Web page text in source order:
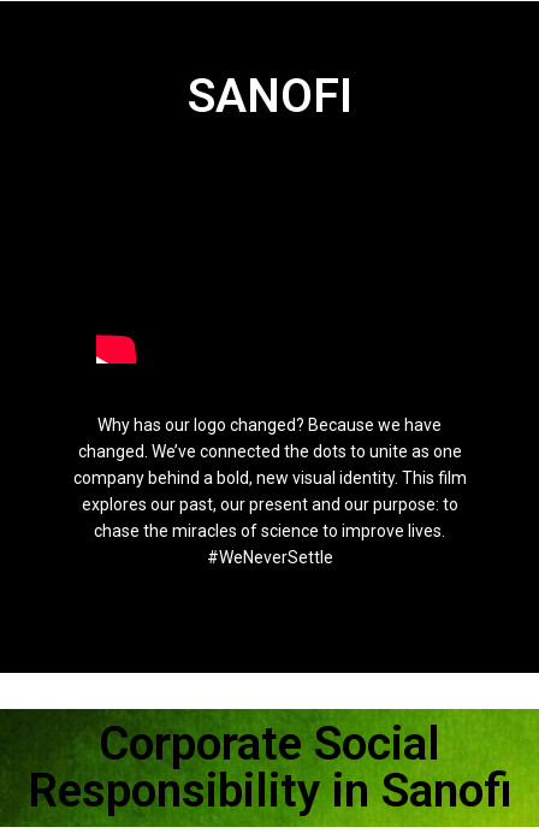
SANOFI
Why has our logo changed? Because we have
changed. We’ve connected the dots to unite as one
company behind a bold, new visual identity. This film
explores our past, our present and our purpose: to
chase the miracles of science to improve lives.
#WeNeverSettle
Corporate Social
Responsibility in Sanofi